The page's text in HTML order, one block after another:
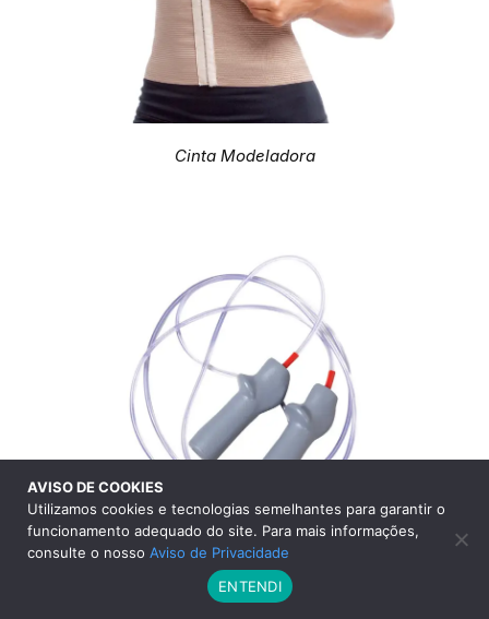
Cinta Modeladora
Corda de Pular
AVISO DE COOKIES
Utilizamos cookies e tecnologias semelhantes para garantir o
funcionamento adequado do site. Para mais informações,
consulte o nosso Aviso de Privacidade
ENTENDI